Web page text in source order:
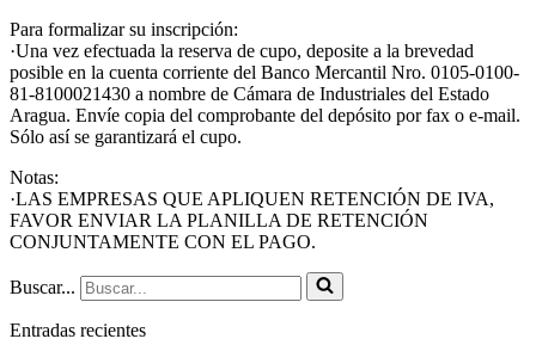
Para formalizar su inscripción:
·Una vez efectuada la reserva de cupo, deposite a la brevedad
posible en la cuenta corriente del Banco Mercantil Nro. 0105-0100-
81-8100021430 a nombre de Cámara de Industriales del Estado
Aragua. Envíe copia del comprobante del depósito por fax o e-mail.
Sólo así se garantizará el cupo.
Notas:
·LAS EMPRESAS QUE APLIQUEN RETENCIÓN DE IVA,
FAVOR ENVIAR LA PLANILLA DE RETENCIÓN
CONJUNTAMENTE CON EL PAGO.
Buscar...
Entradas recientes